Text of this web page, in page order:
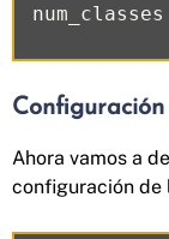
num_classes
Ahora vamos a
configuración de